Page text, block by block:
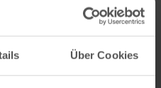
Über Cookies